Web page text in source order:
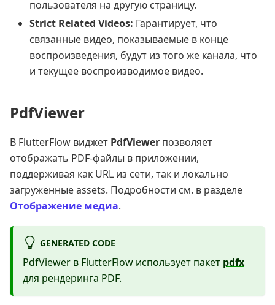
пользователя на другую страницу.
Strict Related Videos: Гарантирует, что
связанные видео, показываемые в конце
воспроизведения, будут из того же канала, что
и текущее воспроизводимое видео.
PdfViewer
В FlutterFlow виджет PdfViewer позволяет
отображать PDF-файлы в приложении,
поддерживая как URL из сети, так и локально
загруженные assets. Подробности см. в разделе
Отображение медиа.
GENERATED CODE
PdfViewer в FlutterFlow использует пакет pdfx
для рендеринга PDF.